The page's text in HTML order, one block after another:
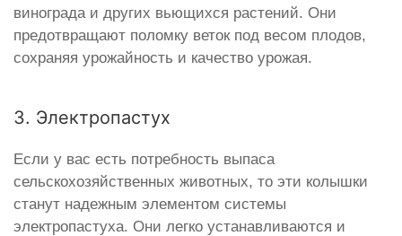
винограда и других вьющихся растений. Они
предотвращают поломку веток под весом плодов,
сохраняя урожайность и качество урожая.
3. Электропастух
Если у вас есть потребность выпаса
сельскохозяйственных животных, то эти колышки
станут надежным элементом системы
электропастуха. Они легко устанавливаются и